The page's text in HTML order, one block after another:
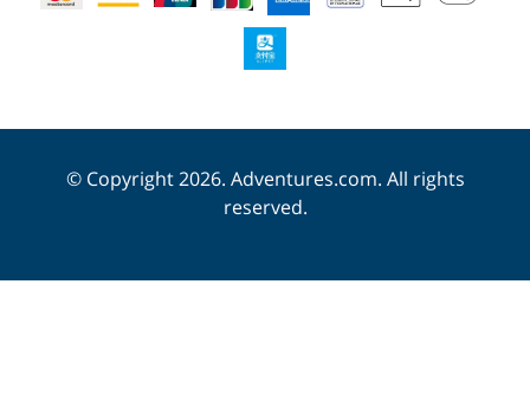
© Copyright 2026. Adventures.com. All rights
reserved.